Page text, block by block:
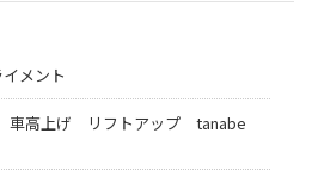
メント
高上げ リフトアップ tanabe